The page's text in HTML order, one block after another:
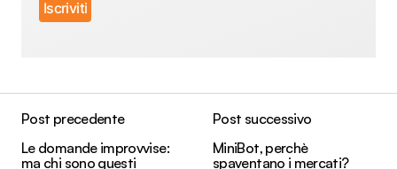
Post precedente
Le domande improvvise:
ma chi sono questi
Post successivo
MiniBot, perchè
spaventano i mercati?